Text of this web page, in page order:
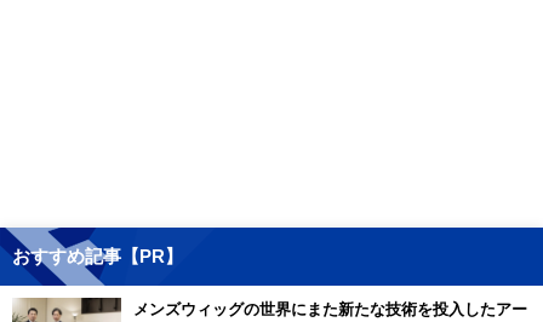
おすすめ記事【PR】
メンズウィッグの世界にまた新たな技術を投入したアー